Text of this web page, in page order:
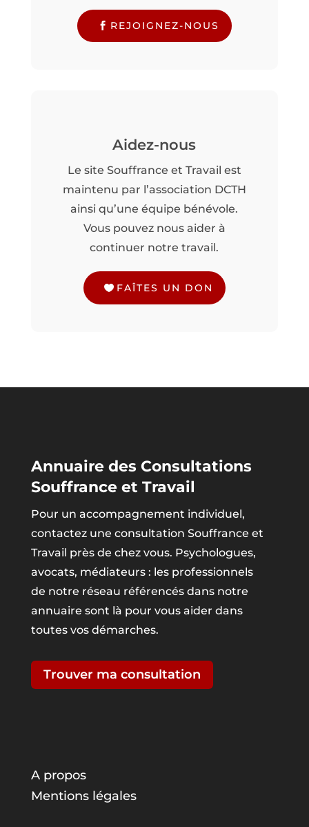
REJOIGNEZ-NOUS
Aidez-nous
Le site Souffrance et Travail est
maintenu par l’association DCTH
ainsi qu’une équipe bénévole.
Vous pouvez nous aider à
continuer notre travail.
FAÎTES UN DON
Annuaire des Consultations
Souffrance et Travail
Pour un accompagnement individuel,
contactez une consultation Souffrance et
Travail près de chez vous. Psychologues,
avocats, médiateurs : les professionnels
de notre réseau référencés dans notre
annuaire sont là pour vous aider dans
toutes vos démarches.
Trouver ma consultation
A propos
Mentions légales